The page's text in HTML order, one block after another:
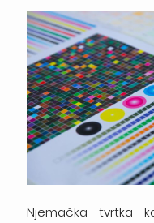
Njemačka tvrtka